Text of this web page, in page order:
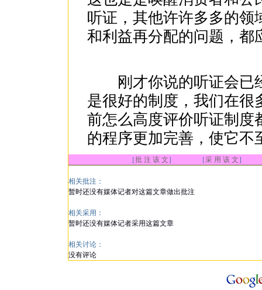
听证，其他许许多多的领
和利益再分配的问题，都
刚才你说的听证会已
是很好的制度，我们在很
前怎么高度评价听证制度
的程序更加完善，使它不
［批 注 该 文 ］ ［采 用 该 文 ］
相关批注：
暂时还没有媒体记者对这篇文章做出批注
相关采用：
暂时还没有媒体记者采用这篇文章
相关讨论：
没有评论